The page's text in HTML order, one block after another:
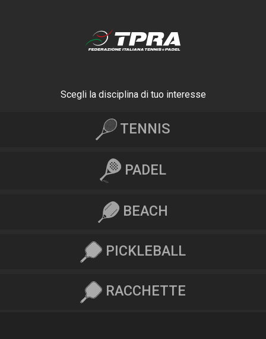
Scegli la disciplina di tuo interesse
TENNIS
PADEL
BEACH
PICKLEBALL
RACCHETTE